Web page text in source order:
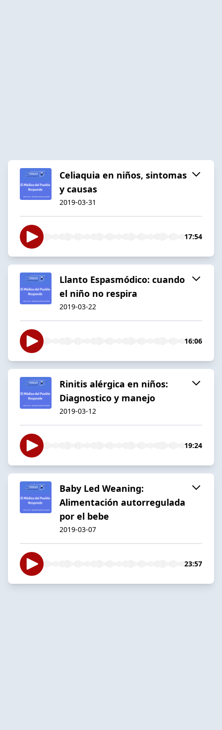
Celiaquia en niños, sintomas
y causas
2019-03-31
17:54
Llanto Espasmódico: cuando
el niño no respira
2019-03-22
16:06
Rinitis alérgica en niños:
Diagnostico y manejo
2019-03-12
19:24
Baby Led Weaning:
Alimentación autorregulada
por el bebe
2019-03-07
23:57